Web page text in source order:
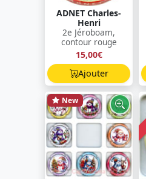
ADNET Charles-
Henri
2e Jéroboam,
contour rouge
15,00€
Ajouter
New